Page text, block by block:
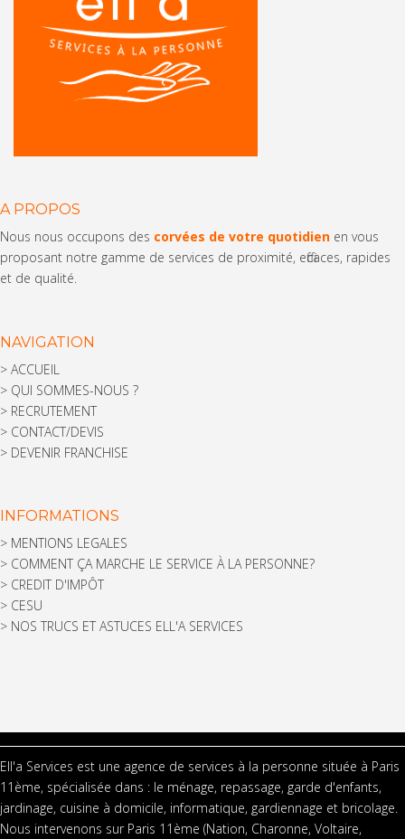
A PROPOS
Nous nous occupons des corvées de votre quotidien en vous
proposant notre gamme de services de proximité, efficaces, rapides
et de qualité.
NAVIGATION
> ACCUEIL
> QUI SOMMES-NOUS ?
> RECRUTEMENT
> CONTACT/DEVIS
> DEVENIR FRANCHISE
INFORMATIONS
> MENTIONS LEGALES
> COMMENT ÇA MARCHE LE SERVICE À LA PERSONNE?
> CREDIT D'IMPÔT
> CESU
> NOS TRUCS ET ASTUCES ELL'A SERVICES
Ell'a Services est une agence de services à la personne située à Paris
11ème, spécialisée dans : le ménage, repassage, garde d'enfants,
jardinage, cuisine à domicile, informatique, gardiennage et bricolage.
Nous intervenons sur Paris 11ème (Nation, Charonne, Voltaire,